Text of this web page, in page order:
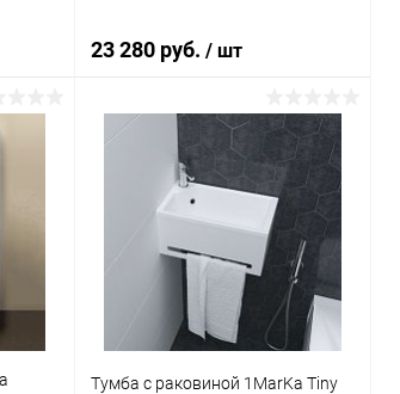
23 280 руб./ шт
В корзину
Купить в 1 клик Сравнение
В избранное Под заказ
Тумба с раковиной 1MarKa Tiny